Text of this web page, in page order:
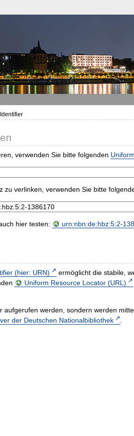
verwenden Sie bitte folgenden
zu verlinken, verwenden Sie bitte
hier testen: urn:nbn:de:hbz:5:2-
(hier: URN)
ermöglicht die stabile,
Uniform Resource Locator (URL)
aufgerufen werden, sondern werden
der Deutschen Nationalbibliothek .